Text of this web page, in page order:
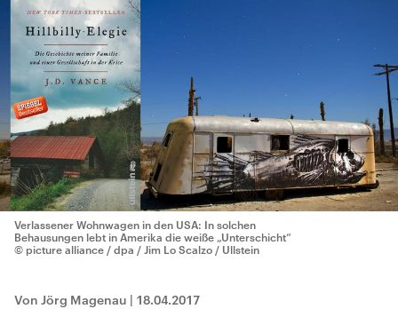
Verlassener Wohnwagen in den USA: In solchen
Behausungen lebt in Amerika die weiße „Unterschicht“
© picture alliance / dpa / Jim Lo Scalzo / Ullstein
Von Jörg Magenau | 18.04.2017